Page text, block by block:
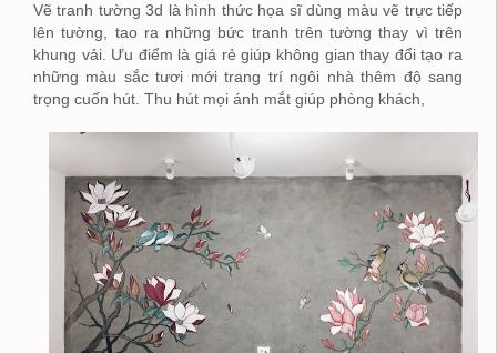
Vẽ tranh tường 3d là hình thức họa sĩ dùng màu vẽ trực tiếp
lên tường, tao ra những bức tranh trên tường thay vì trên
khung vải. Ưu điểm là giá rẻ giúp không gian thay đổi tạo ra
những màu sắc tươi mới trang trí ngôi nhà thêm độ sang
trọng cuốn hút. Thu hút mọi ánh mắt giúp phòng khách,